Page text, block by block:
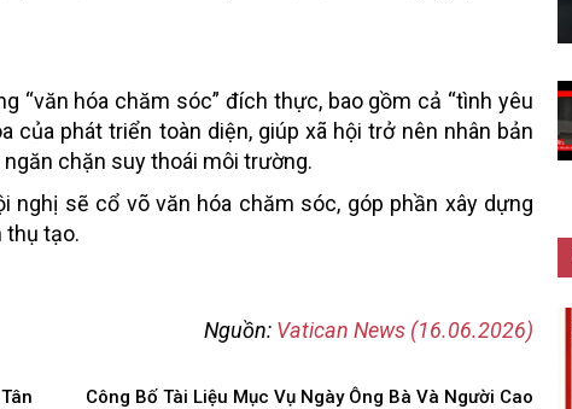
“văn hóa chăm sóc” đích thực, bao gồm cả “tình yêu
của phát triển toàn diện, giúp xã hội trở nên nhân bản
chặn suy thoái môi trường.
nghị sẽ cổ võ văn hóa chăm sóc, góp phần xây dựng
thụ tạo.
Nguồn: Vatican News (16.06.2026)
Công Bố Tài Liệu Mục Vụ Ngày Ông Bà Và Người Cao